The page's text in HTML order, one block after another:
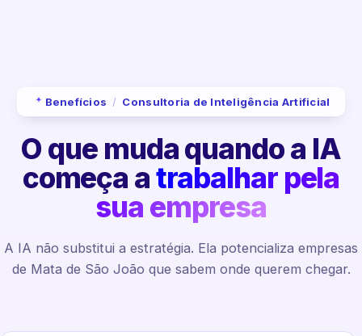
Benefícios / Consultoria de Inteligência Artificial
O que muda quando a IA
começa atrabalhar pela
sua empresa
A IA não substitui a estratégia. Ela potencializa empresas
de Mata de São João que sabem onde querem chegar.